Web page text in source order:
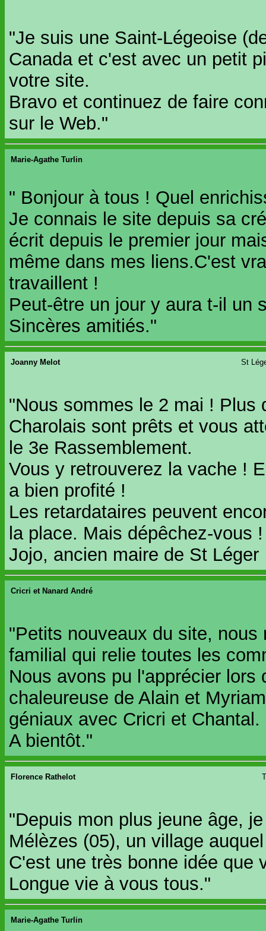
"Je suis une Saint-Légeoise
Canada et c'est avec un petit
votre site.
Bravo et continuez de faire
sur le Web."
Marie-Agathe Turlin
" Bonjour à tous ! Quel
Je connais le site depuis sa
écrit depuis le premier jour
même dans mes liens.C'est
travaillent !
Peut-être un jour y aura t-il un
Sincères amitiés."
Joanny Melot St
"Nous sommes le 2 mai ! Plus
Charolais sont prêts et vous
le 3e Rassemblement.
Vous y retrouverez la vache !
a bien profité !
Les retardataires peuvent
la place. Mais dépêchez-vous
Jojo, ancien maire de St Léger
Cricri et Nanard André
"Petits nouveaux du site,
familial qui relie toutes les
Nous avons pu l'apprécier
chaleureuse de Alain et
géniaux avec Cricri et Chantal.
A bientôt."
Florence Rathelot
"Depuis mon plus jeune âge,
Mélèzes (05), un village
C'est une très bonne idée que
Longue vie à vous tous."
Marie-Agathe Turlin